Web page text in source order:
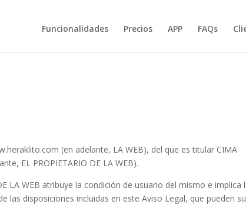
Funcionalidades Precios APP FAQs
(en adelante, LA WEB), del que es titular CIMA
EL PROPIETARIO DE LA WEB).
LA WEB atribuye la condición de usuario del mismo e implica
las disposiciones incluidas en este Aviso Legal, que pueden